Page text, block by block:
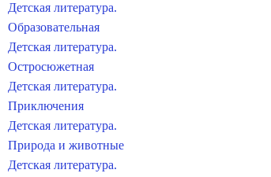
Детская литература.
Образовательная
Детская литература.
Остросюжетная
Детская литература.
Приключения
Детская литература.
Природа и животные
Детская литература.